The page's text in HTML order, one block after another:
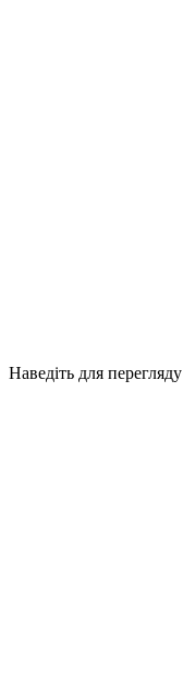
Наведіть для перегляду